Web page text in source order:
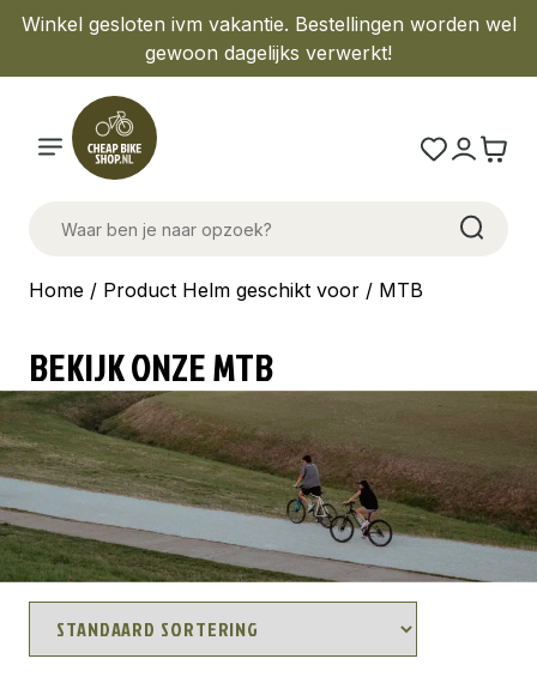
Winkel gesloten ivm vakantie. Bestellingen worden wel
gewoon dagelijks verwerkt!
Home / Product Helm geschikt voor / MTB
BEKIJK ONZE MTB